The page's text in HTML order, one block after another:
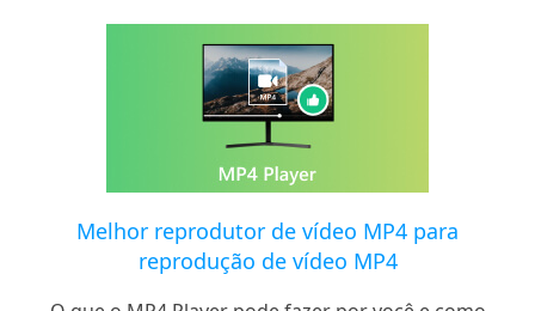
Melhor reprodutor de vídeo MP4 para
reprodução de vídeo MP4